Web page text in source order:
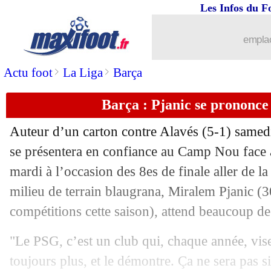
Actu foot> La Liga> Barça
Les Infos du
Barça : Pjanic se
Auteur d’un carton contre Alavés (5-1)
se présentera en confiance au Camp Nou
mardi à l’occasion des 8es de finale aller de
milieu de terrain blaugrana, Miralem Pjanic
compétitions cette saison), attend beaucoup
"Le PSG, c’est un club qui, chaque année,
toujours plus, et le démontre. Ça ne sera pas
: l'Atalanta sur le fil !
14/02 Ang.: United perd des plumes...
: l'incroyable stat de Messi
14/02 L1: Lille-Brest, les compos
14/02 Lyon: Delort trolle encore Juninho
14/02 L1 : Monaco 2-2 Lorient (fini)
14/02 Ita.: Veretout et la Roma se régalent
L1 : Dijon-Nîmes, les compos